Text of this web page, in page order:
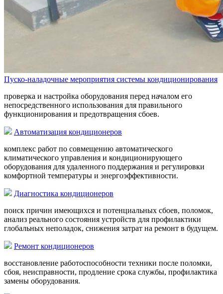
Пуско-наладочные мероприятия системы кондиционирования
проверка и настройка оборудования перед началом его
непосредственного использования для правильного
функционирования и предотвращения сбоев.
Автоматизация кондиционеров
комплекс работ по совмещению автоматического
климатического управления и кондиционирующего
оборудования для удаленного поддержания и регулировки
комфортной температуры и энергоэффективности.
Диагностика кондиционеров
поиск причин имеющихся и потенциальных сбоев, поломок,
анализ реального состояния устройств для профилактики
глобальных неполадок, снижения затрат на ремонт в будущем.
Ремонт кондиционеров
восстановление работоспособности техники после поломки,
сбоя, неисправности, продление срока службы, профилактика
замены оборудования.